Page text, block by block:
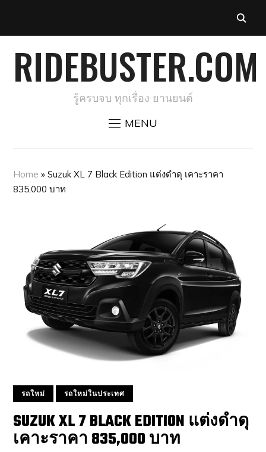
RIDEBUSTER.COM
รู้ครบจบ ทุกเรื่อง ยานยนต์
MENU
Home »Suzuk XL 7 Black Edition แต่งดำดุ เคาะราคา
835,000 บาท
รถใหม่ รถใหม่ในประเทศ
SUZUK XL 7 BLACK EDITION แต่งดำดุ
เคาะราคา 835,000 บาท